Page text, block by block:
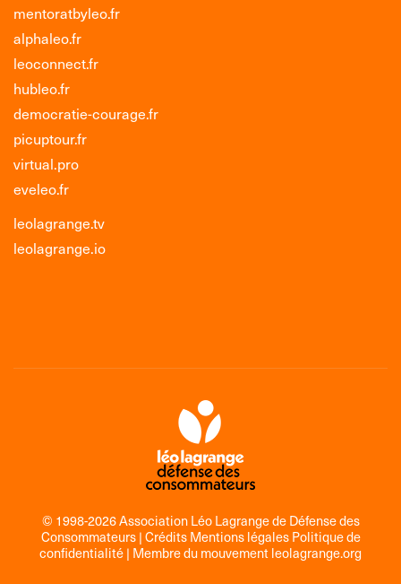
mentoratbyleo.fr
alphaleo.fr
leoconnect.fr
hubleo.fr
democratie-courage.fr
picuptour.fr
virtual.pro
eveleo.fr
leolagrange.tv
leolagrange.io
© 1998-2026 Association Léo Lagrange de Défense des
Consommateurs |Crédits Mentions légales Politique de
confidentialité| Membre du mouvementleolagrange.org